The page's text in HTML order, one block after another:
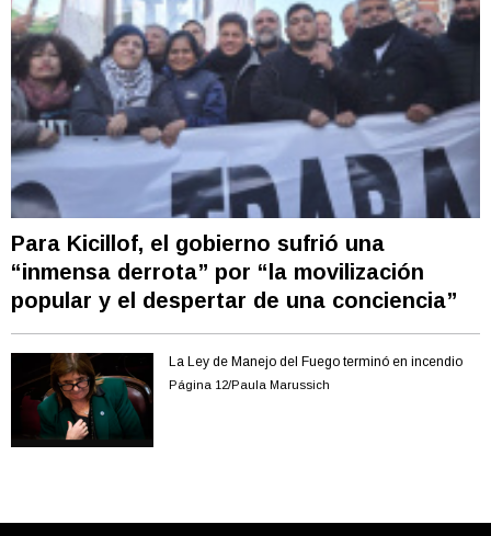
Para Kicillof, el gobierno sufrió una
“inmensa derrota” por “la movilización
popular y el despertar de una conciencia”
La Ley de Manejo del Fuego terminó en incendio
Página 12/Paula Marussich